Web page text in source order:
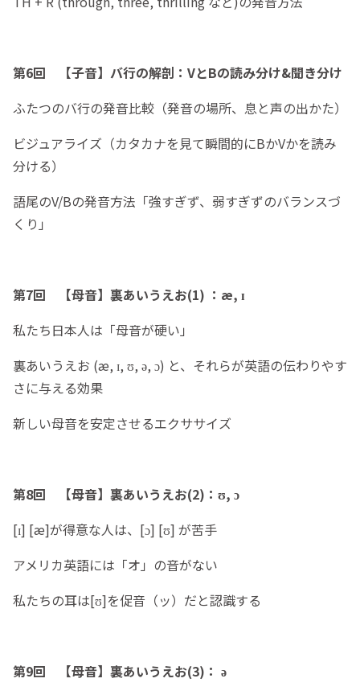
第6回 【子音】バ行の解剖：VとBの読み分け&聞き分け
ふたつのバ行の発音比較（発音の場所、息と声の出かた）
ビジュアライズ（カタカナを見て瞬間的にBかVかを読み
分ける）
語尾のV/Bの発音方法「強すぎず、弱すぎずのバランスづ
くり」
第7回 【母音】裏あいうえお(1) ：æ, ɪ
私たち日本人は「母音が硬い」
裏あいうえお (æ, ɪ, ʊ, ə, ɔ) と、それらが英語の伝わりやす
さに与える効果
新しい母音を安定させるエクササイズ
第8回 【母音】裏あいうえお(2)：ʊ, ɔ
[ɪ] [æ]が得意な人は、[ɔ] [ʊ] が苦手
アメリカ英語には「オ」の音がない
私たちの耳は[ʊ]を促音（ッ）だと認識する
第9回 【母音】裏あいうえお(3)： ə